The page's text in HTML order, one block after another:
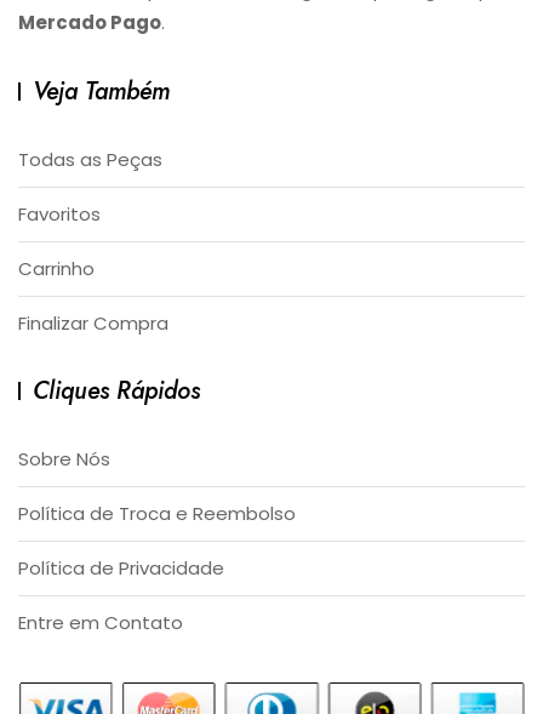
Mercado Pago.
Veja Também
Todas as Peças
Favoritos
Carrinho
Finalizar Compra
Cliques Rápidos
Sobre Nós
Política de Troca e Reembolso
Política de Privacidade
Entre em Contato